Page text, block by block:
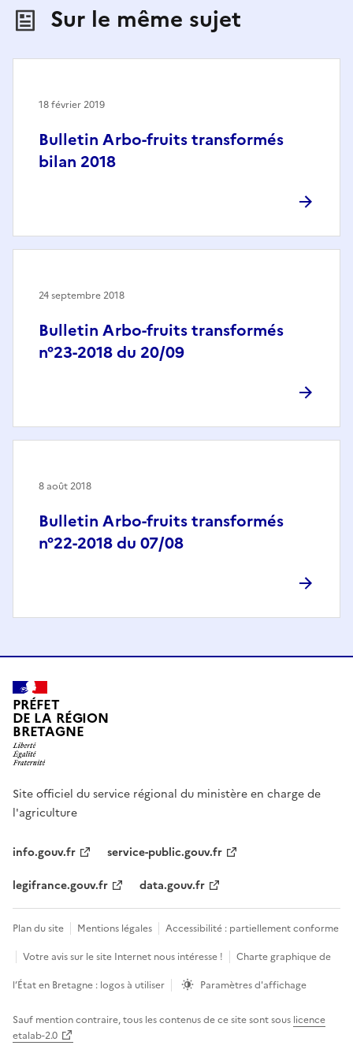
Sur le même sujet
Bulletin Arbo-fruits transformés
bilan 2018
18 février 2019
Bulletin Arbo-fruits transformés
n°23-2018 du 20/09
24 septembre 2018
Bulletin Arbo-fruits transformés
n°22-2018 du 07/08
8 août 2018
PRÉFET
DE LA RÉGION
BRETAGNE
Site officiel du service régional du ministère en charge de
l'agriculture
info.gouv.fr
service-public.gouv.fr
legifrance.gouv.fr
data.gouv.fr
Plan du site Mentions légales
Accessibilité : partiellement conforme
Votre avis sur le site Internet nous intéresse !
Charte graphique de
l’État en Bretagne : logos à utiliser
Paramètres d'affichage
Sauf mention contraire, tous les contenus de ce site sont sous licence
etalab-2.0